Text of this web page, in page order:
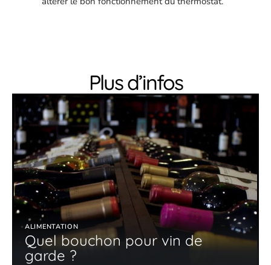
Plus d’infos
ALIMENTATION
Quel bouchon pour vin de
garde ?